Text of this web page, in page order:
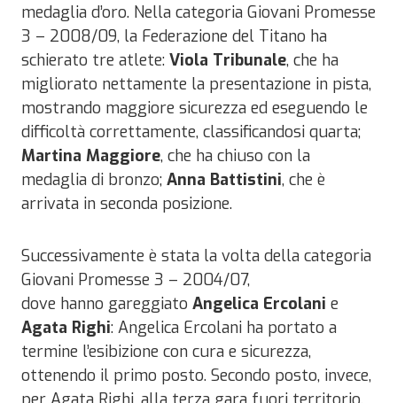
medaglia d’oro. Nella categoria Giovani Promesse
3 – 2008/09, la Federazione del Titano ha
schierato tre atlete: Viola Tribunale, che ha
migliorato nettamente la presentazione in pista,
mostrando maggiore sicurezza ed eseguendo le
difficoltà correttamente, classificandosi quarta;
Martina Maggiore, che ha chiuso con la
medaglia di bronzo; Anna Battistini, che è
arrivata in seconda posizione.
Successivamente è stata la volta della categoria
Giovani Promesse 3 – 2004/07,
dove hanno gareggiato Angelica Ercolani e
Agata Righi: Angelica Ercolani ha portato a
termine l’esibizione con cura e sicurezza,
ottenendo il primo posto. Secondo posto, invece,